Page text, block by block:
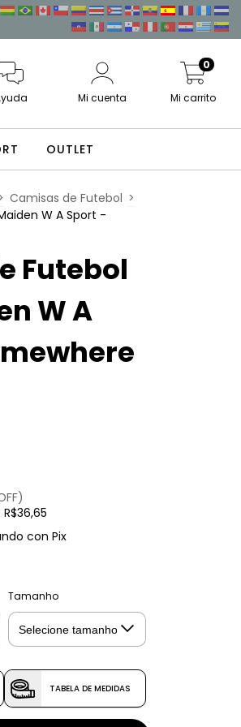
Mi cuenta Mi carrito
0
OUTLET
Camisas de Futebol >
W A Sport -
Futebol
W A
R$36,65
con Pix
Tamanho
TABELA DE MEDIDAS